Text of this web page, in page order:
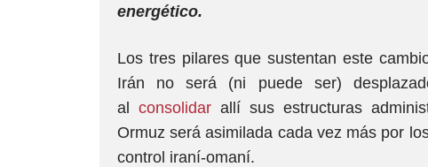
energético.
Los tres pilares que sustentan este
Irán no será (ni puede ser)
al consolidarallí sus estructuras
Ormuz será asimilada cada vez más por
control iraní-omaní.